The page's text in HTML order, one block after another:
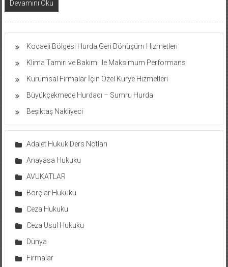
Devamını Oku
Kocaeli Bölgesi Hurda Geri Dönüşüm Hizmetleri
Klima Tamiri ve Bakımı ile Maksimum Performans
Kurumsal Firmalar İçin Özel Kurye Hizmetleri
Büyükçekmece Hurdacı – Sumru Hurda
Beşiktaş Nakliyeci
Adalet Hukuk Ders Notları
Anayasa Hukuku
AVUKATLAR
Borçlar Hukuku
Ceza Hukuku
Ceza Usul Hukuku
Dünya
Firmalar